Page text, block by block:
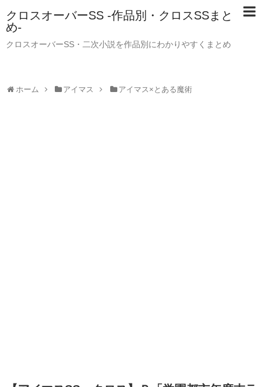
クロスオーバーSS -作品別・クロスSSまと
め-
クロスオーバーSS・二次小説を作品別にわかりやすくまとめ
ホーム アイマス アイマス×とある魔術